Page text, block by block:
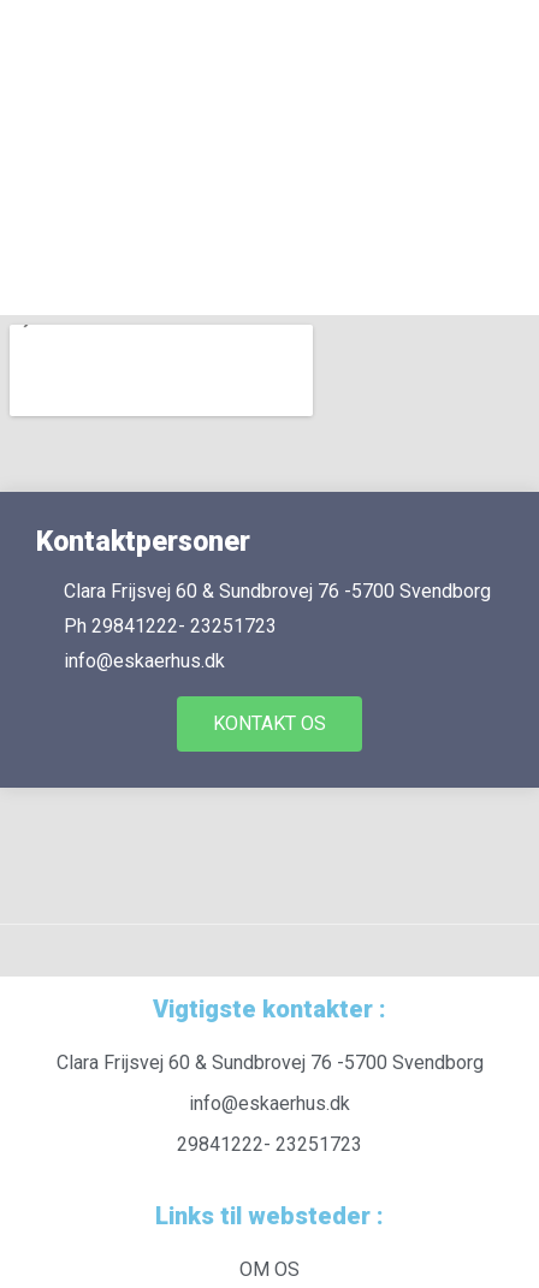
Kontaktpersoner
Clara Frijsvej 60 & Sundbrovej 76 -5700 Svendborg
Ph 29841222- 23251723
info@eskaerhus.dk
KONTAKT OS
Vigtigste kontakter :
Clara Frijsvej 60 & Sundbrovej 76 -5700 Svendborg
info@eskaerhus.dk
29841222- 23251723
Links til websteder :
OM OS